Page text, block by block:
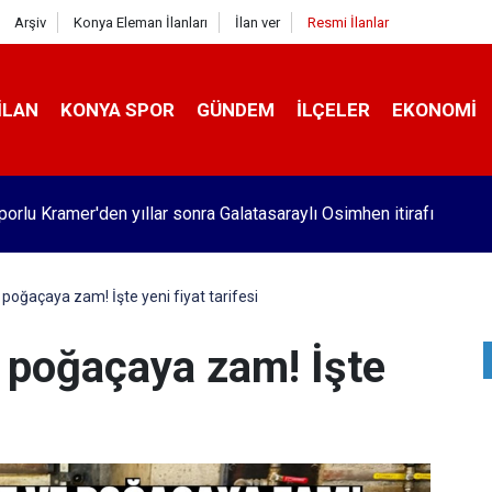
Arşiv Konya Eleman İlanları İlan ver Resmi İlanlar
KONYA SPOR GÜNDEM İLÇELER EKONOMI
Kramer'den yıllar sonra Galatasaraylı Osimhen itirafı
zam! İşte yeni fiyat tarifesi
zam! İşte